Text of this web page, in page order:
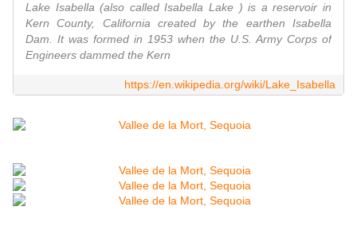
Lake Isabella (also called Isabella Lake ) is a reservoir in
Kern County, California created by the earthen Isabella
Dam. It was formed in 1953 when the U.S. Army Corps of
Engineers dammed the Kern
https://en.wikipedia.org/wiki/Lake_Isabella